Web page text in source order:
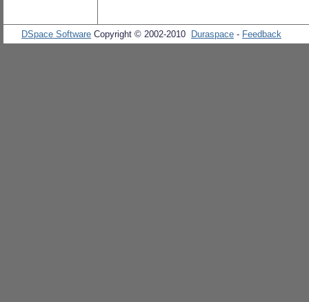
DSpace Software Copyright © 2002-2010 Duraspace - Feedback